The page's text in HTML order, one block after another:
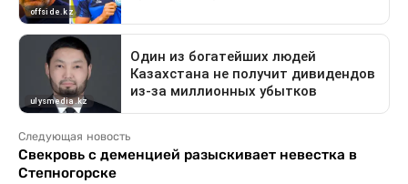
Следующая новость
Свекровь с деменцией разыскивает невестка в
Степногорске